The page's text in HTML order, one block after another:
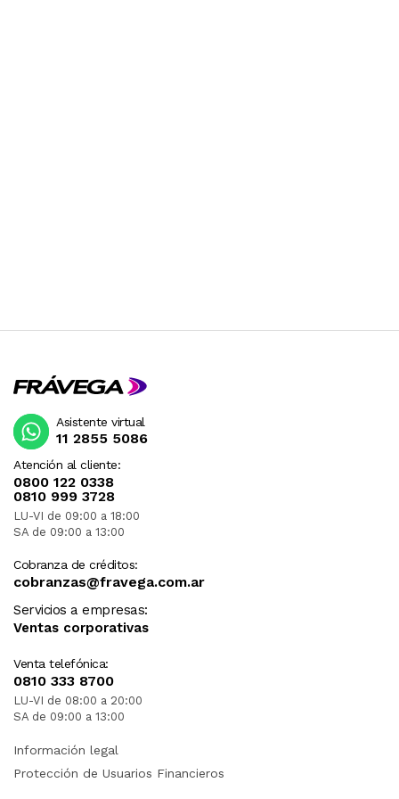
Atención al cliente:
0800 122 0338
0810 999 3728
LU-VI de 09:00 a 18:00
SA de 09:00 a 13:00
Cobranza de créditos:
cobranzas@fravega.com.ar
Servicios a empresas:
Ventas corporativas
Venta telefónica:
0810 333 8700
LU-VI de 08:00 a 20:00
SA de 09:00 a 13:00
Asistente virtual
11 2855 5086
Información legal
Protección de Usuarios Financieros